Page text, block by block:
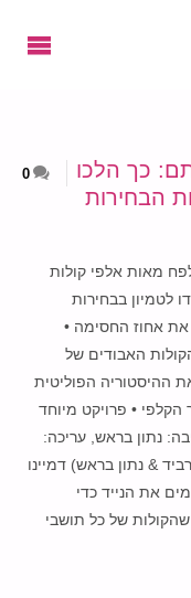
כך הלכו
הבחירות
0
מאות אלפי קולות
10 מנדטים ירדו לטמיון בבחירות
את אחוז החסימה •
האבודים של
ההיסטוריה הפוליטית
• פרויקט מיוחד
נתון בראש, עריכה:
& נתון בראש) דמיינו
מרימים את הנייד כדי
של כל תושבי